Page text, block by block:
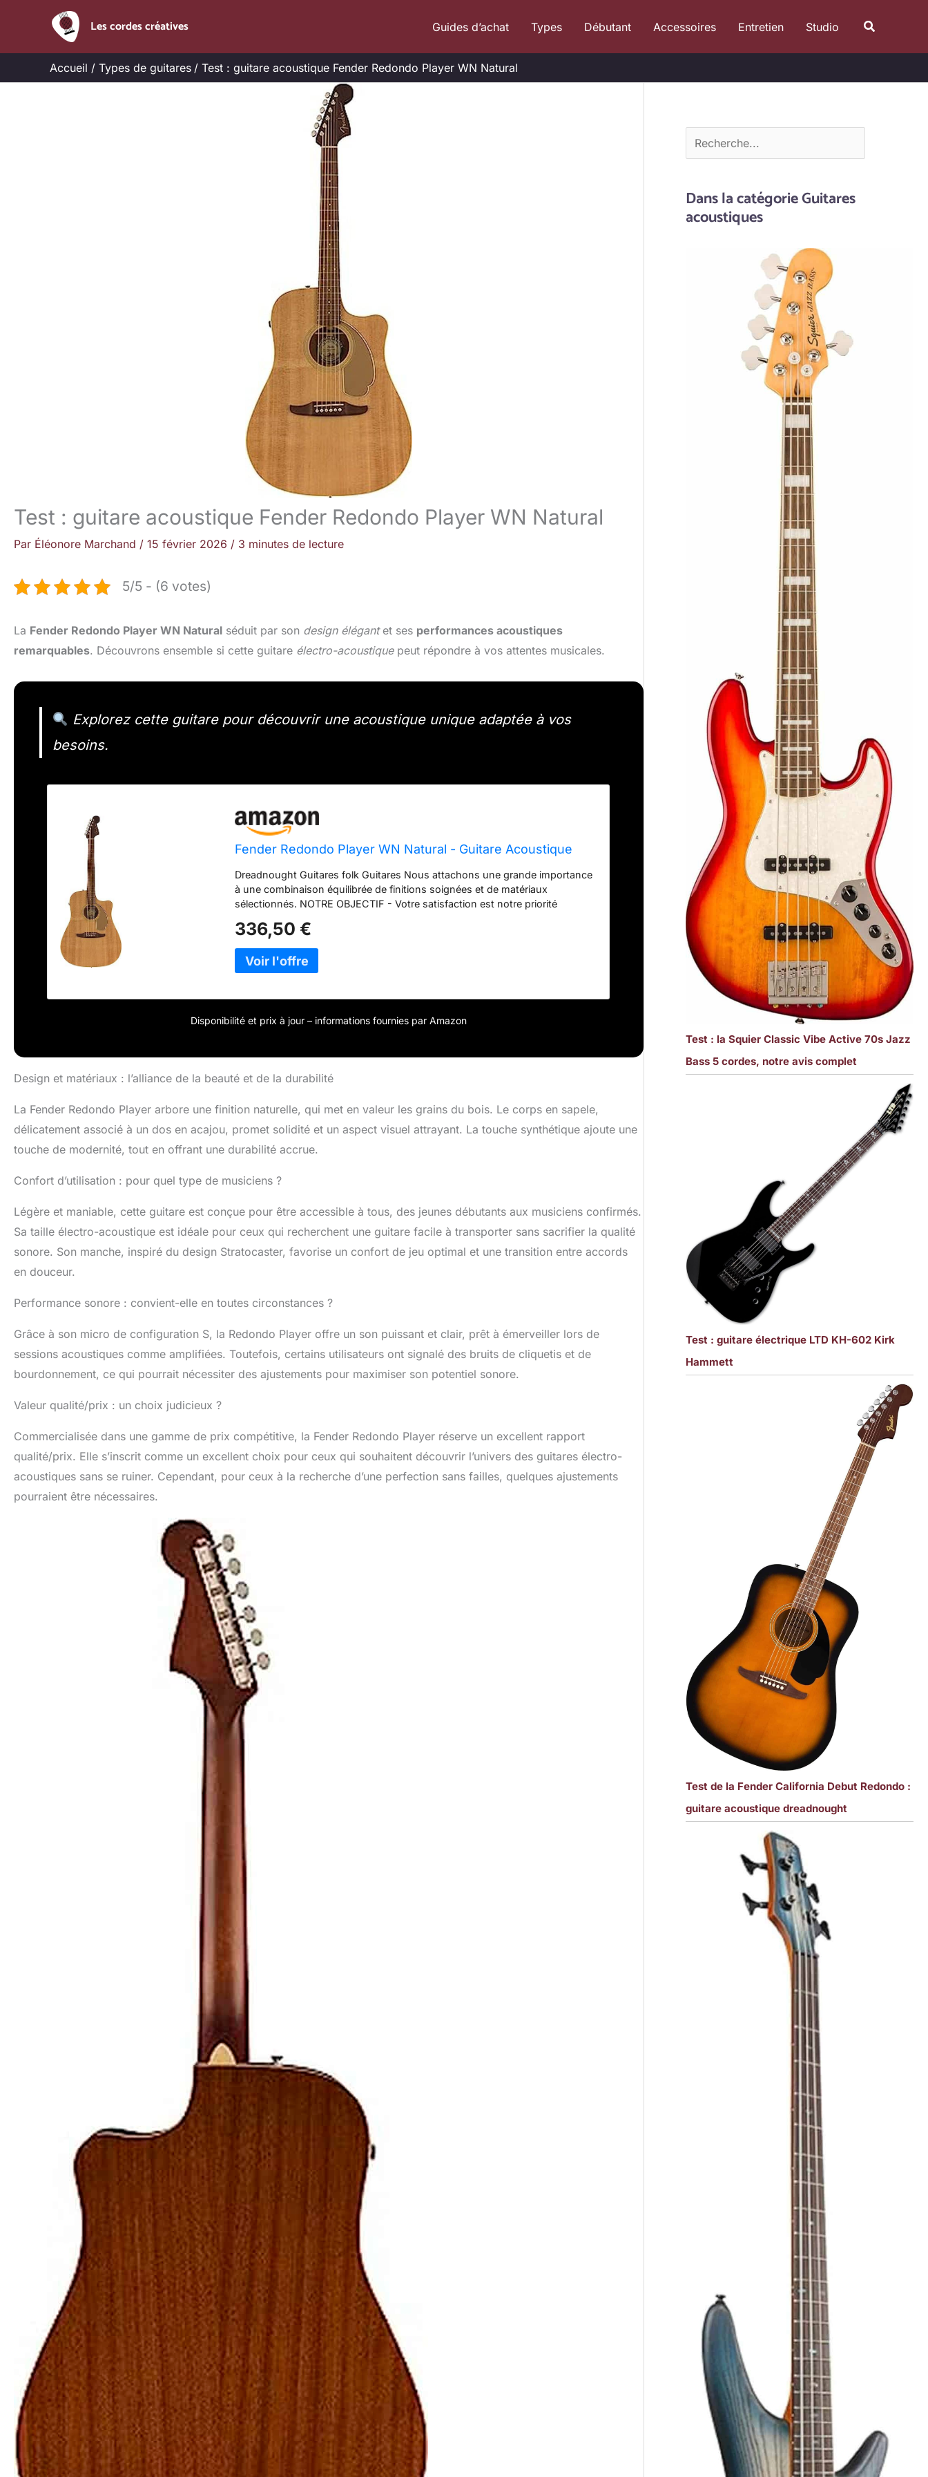
Les cordes créatives Guides d’achat Types Débutant Accessoires Entretien Studio
Accueil Types de guitares Test : guitare acoustique Fender Redondo Player WN Natural
Test : guitare acoustique Fender Redondo Player WN Natural
Par Éléonore Marchand / 15 février 2026 / 3 minutes de lecture
5/5 - (6 votes)
La Fender Redondo Player WN Natural séduit par son design élégantet ses performances acoustiques
remarquables. Découvrons ensemble si cette guitare électro-acoustiquepeut répondre à vos attentes musicales.
Explorez cette guitare pour découvrir une acoustique unique adaptée à vos
besoins.
Fender Redondo Player WN Natural - Guitare Acoustique
Dreadnought Guitares folk Guitares Nous attachons une grande importance
à une combinaison équilibrée de finitions soignées et de matériaux
sélectionnés. NOTRE OBJECTIF - Votre satisfaction est notre priorité
336,50 €
Disponibilité et prix à jour – informations fournies par Amazon
Design et matériaux : l’alliance de la beauté et de la durabilité
La Fender Redondo Player arbore une finition naturelle, qui met en valeur les grains du bois. Le corps en sapele,
délicatement associé à un dos en acajou, promet solidité et un aspect visuel attrayant. La touche synthétique ajoute une
touche de modernité, tout en offrant une durabilité accrue.
Confort d’utilisation : pour quel type de musiciens ?
Légère et maniable, cette guitare est conçue pour être accessible à tous, des jeunes débutants aux musiciens confirmés.
Sa taille électro-acoustique est idéale pour ceux qui recherchent une guitare facile à transporter sans sacrifier la qualité
sonore. Son manche, inspiré du design Stratocaster, favorise un confort de jeu optimal et une transition entre accords
en douceur.
Performance sonore : convient-elle en toutes circonstances ?
Grâce à son micro de configuration S, la Redondo Player offre un son puissant et clair, prêt à émerveiller lors de
sessions acoustiques comme amplifiées. Toutefois, certains utilisateurs ont signalé des bruits de cliquetis et de
bourdonnement, ce qui pourrait nécessiter des ajustements pour maximiser son potentiel sonore.
Valeur qualité/prix : un choix judicieux ?
Commercialisée dans une gamme de prix compétitive, la Fender Redondo Player réserve un excellent rapport
qualité/prix. Elle s’inscrit comme un excellent choix pour ceux qui souhaitent découvrir l’univers des guitares électro-
acoustiques sans se ruiner. Cependant, pour ceux à la recherche d’une perfection sans failles, quelques ajustements
pourraient être nécessaires.
e
c
Dans la catégorie Guitares
acoustiques
Test : la Squier Classic Vibe Active 70s Jazz
Bass 5 cordes, notre avis complet
Test : guitare électrique LTD KH-602 Kirk
Hammett
Test de la Fender California Debut Redondo :
guitare acoustique dreadnought